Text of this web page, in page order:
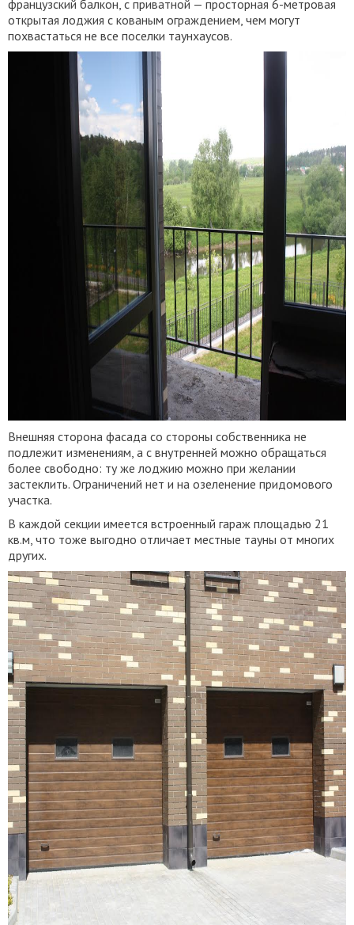
французский балкон, с приватной — просторная 6-метровая
открытая лоджия с кованым ограждением, чем могут
похвастаться не все поселки таунхаусов.
Внешняя сторона фасада со стороны собственника не
подлежит изменениям, а с внутренней можно обращаться
более свободно: ту же лоджию можно при желании
застеклить. Ограничений нет и на озеленение придомового
участка.
В каждой секции имеется встроенный гараж площадью 21
кв.м, что тоже выгодно отличает местные тауны от многих
других.